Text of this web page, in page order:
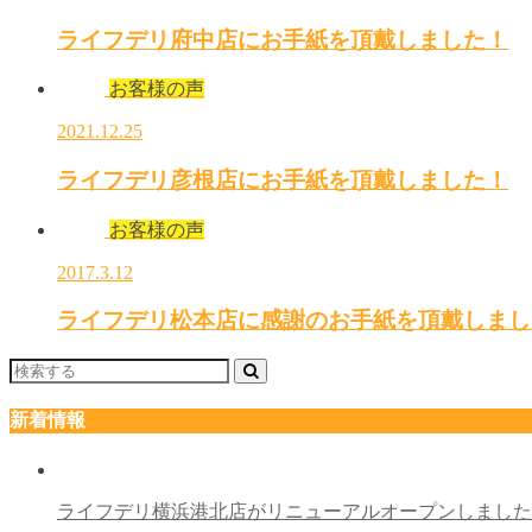
ライフデリ府中店にお手紙を頂戴しました！
お客様の声
2021.12.25
ライフデリ彦根店にお手紙を頂戴しました！
お客様の声
2017.3.12
ライフデリ松本店に感謝のお手紙を頂戴しまし
新着情報
ライフデリ横浜港北店がリニューアルオープンしました